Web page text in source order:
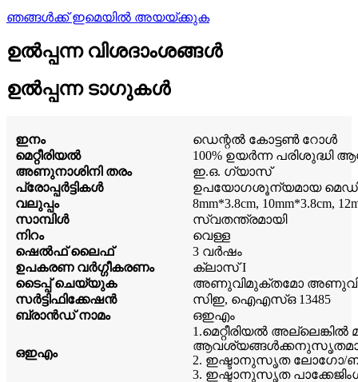
ഞങ്ങൾക്ക് ഇമെയിൽ അയയ്ക്കുക
ഉൽപ്പന്ന വിശദാംശങ്ങൾ
ഉൽപ്പന്ന ടാഗുകൾ
ഇനം
ഡെന്റൽ കോട്ടൺ റോൾ
മെറ്റീരിയൽ
100% ഉയർന്ന
അണുനാശിനി തരം
ഇ.ഒ. ഗ്യാസ്
പ്രോപ്പർട്ടികൾ
ഉപയോഗശൂന്യമായ
വലുപ്പം
8mm*3.8cm, 10mm*3.8cm,
സാമ്പിൾ
സ്വതന്ത്രമായി
നിറം
വെള്ള
ഷെൽഫ് ലൈഫ്
3 വർഷം
ഉപകരണ വർഗ്ഗീകരണം
ക്ലാസ് I
ടൈപ്പ് ചെയ്യുക
അണുവിമുക്തമോ
സർട്ടിഫിക്കേഷൻ
സിഇ, ഐഎസ്ഒ 13485
ബ്രാൻഡ് നാമം
ഒഇഎം
ഒഇഎം
1.മെറ്റീരിയൽ
2. ഇഷ്ടാനുസൃത ലോഗോ/
3. ഇഷ്ടാനുസൃത